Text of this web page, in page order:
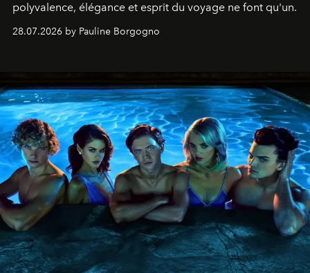
polyvalence, élégance et esprit du voyage ne font qu'un.
28.07.2026 by Pauline Borgogno